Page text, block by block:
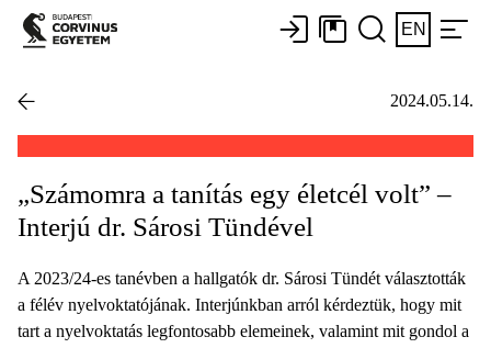
EN
2024.05.14.
„Számomra a tanítás egy életcél volt” –
Interjú dr. Sárosi Tündével
A 2023/24-es tanévben a hallgatók dr. Sárosi Tündét választották
a félév nyelvoktatójának. Interjúnkban arról kérdeztük, hogy mit
tart a nyelvoktatás legfontosabb elemeinek, valamint mit gondol a